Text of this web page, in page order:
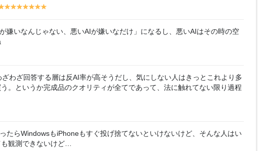
y y
lo
y
lo
y
lo
y
lo
y
lo
y
lo lo
嫌いなんじゃない、悪いAIが嫌いなだけ」になるし、悪いAIはその時の空
わざ回答する層は反AI率が高そうだし、気にしない人はきっとこれより多
。というか完成品のクオリティが全てであって、法に触れてない限り過程
たらWindowsもiPhoneもすぐ投げ捨てないといけないけど、そんな人はい
観測できないけど…